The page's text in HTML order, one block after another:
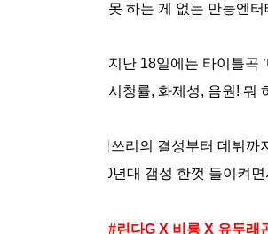
못 하는 게 없는 만능엔터
지난 18일에는 타이틀곡 ‘
시청률, 화제성, 음원 ! 뭐
싹쓰리의 결성부터 데뷔까지
90년대 갬성 한껏 들이켜
#린다G X 비룡 X 유두래